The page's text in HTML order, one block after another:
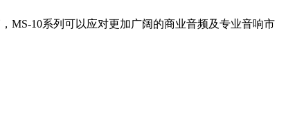
MS-10系列可以应对更加广阔的商业音频及专业音响市